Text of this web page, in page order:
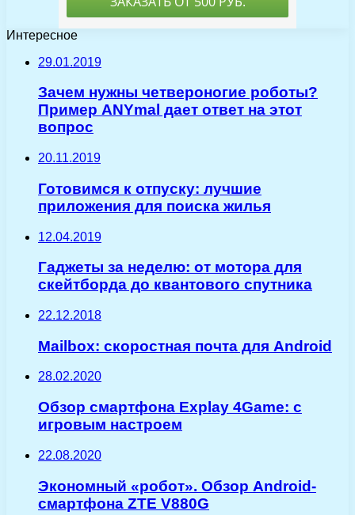
Интересное
29.01.2019
Зачем нужны четвероногие роботы?
Пример ANYmal дает ответ на этот
вопрос
20.11.2019
Готовимся к отпуску: лучшие
приложения для поиска жилья
12.04.2019
Гаджеты за неделю: от мотора для
скейтборда до квантового спутника
22.12.2018
Mailbox: скоростная почта для Android
28.02.2020
Обзор смартфона Explay 4Game: c
игровым настроем
22.08.2020
Экономный «робот». Обзор Android-
смартфона ZTE V880G